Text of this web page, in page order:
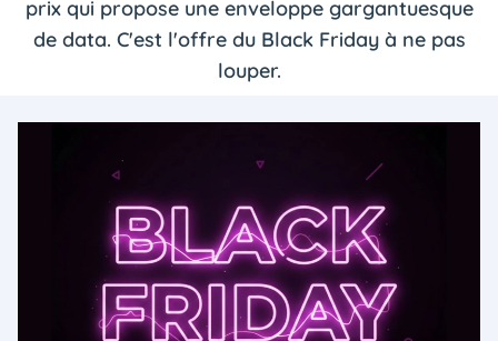
prix qui propose une enveloppe gargantuesque
de data. C'est l'offre du Black Friday à ne pas
louper.